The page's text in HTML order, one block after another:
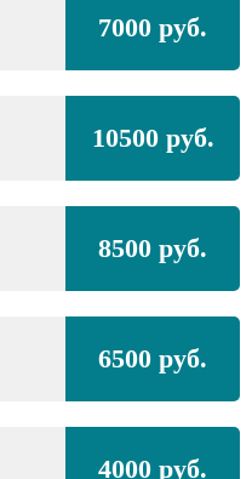
7000 руб.
10500 руб.
8500 руб.
6500 руб.
4000 руб.